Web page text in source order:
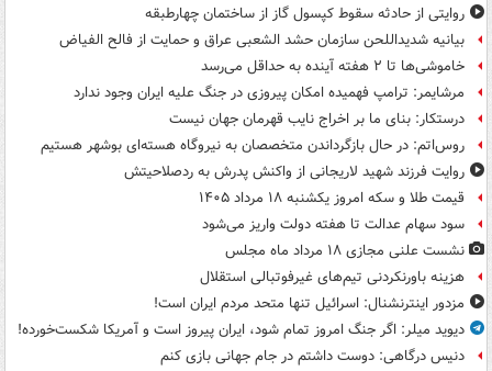
روایتی از حادثه سقوط کپسول گاز از ساختمان چهارطبقه
بیانیه شدیداللحن سازمان حشد الشعبی عراق و حمایت از فالح الفیاض
خاموشی‌ها تا ۲ هفته آینده به حداقل می‌رسد
مرشایمر: ترامپ فهمیده امکان پیروزی در جنگ علیه ایران وجود ندارد
درستکار: بنای ما بر اخراج نایب قهرمان جهان نیست
روس‌اتم: در حال بازگرداندن متخصصان به نیروگاه هسته‌ای بوشهر هستیم
روایت فرزند شهید لاریجانی از واکنش پدرش به ردصلاحیتش
قیمت طلا و سکه امروز یکشنبه ۱۸ مرداد ۱۴۰۵
سود سهام عدالت تا هفته دولت واریز می‌شود
نشست علنی مجازی ۱۸ مرداد ماه مجلس
هزینه باورنکردنی تیم‌های غیرفوتبالی استقلال
مزدور اینترنشنال: اسرائیل تنها متحد مردم ایران است!
دیوید میلر: اگر جنگ امروز تمام شود، ایران پیروز است و آمریکا شکست‌خورده!
دنیس درگاهی: دوست داشتم در جام جهانی بازی کنم